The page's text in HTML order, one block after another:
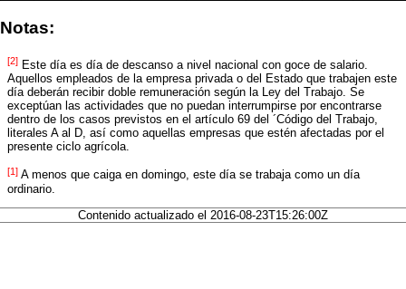
Notas:
[2] Este día es día de descanso a nivel nacional con goce de salario.
Aquellos empleados de la empresa privada o del Estado que trabajen este
día deberán recibir doble remuneración según la Ley del Trabajo. Se
exceptúan las actividades que no puedan interrumpirse por encontrarse
dentro de los casos previstos en el artículo 69 del ´Código del Trabajo,
literales A al D, así como aquellas empresas que estén afectadas por el
presente ciclo agrícola.
[1] A menos que caiga en domingo, este día se trabaja como un día
ordinario.
Contenido actualizado el 2016-08-23T15:26:00Z